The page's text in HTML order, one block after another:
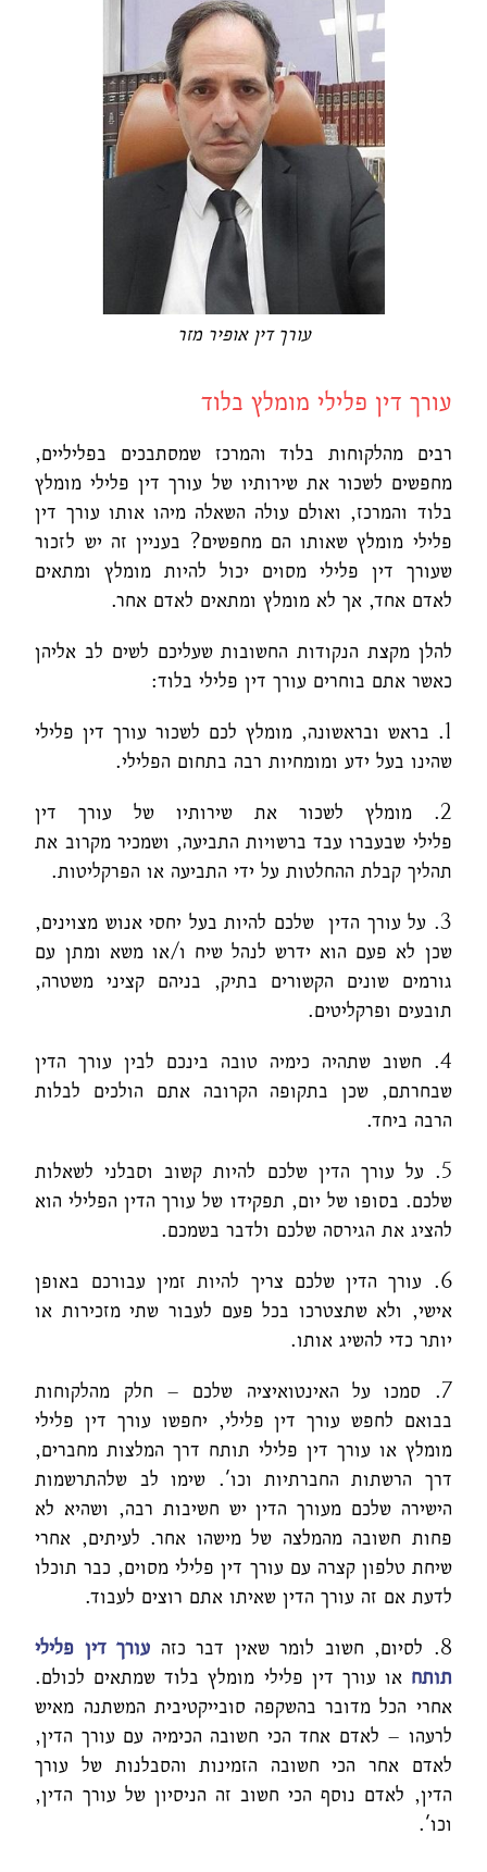
עורך דין אופיר מזר
עורך דין פלילי מומלץ בלוד
רבים מהלקוחות בלוד והמרכז שמסתבכים בפליליים,
מחפשים לשכור את שירותיו של עורך דין פלילי מומלץ
בלוד והמרכז, ואולם עולה השאלה מיהו אותו עורך דין
פלילי מומלץ שאותו הם מחפשים? בעניין זה יש לזכור
שעורך דין פלילי מסוים יכול להיות מומלץ ומתאים
לאדם אחד, אך לא מומלץ ומתאים לאדם אחר.
להלן מקצת הנקודות החשובות שעליכם לשים לב אליהן
כאשר אתם בוחרים עורך דין פלילי בלוד:
1. בראש ובראשונה, מומלץ לכם לשכור עורך דין פלילי
שהינו בעל ידע ומומחיות רבה בתחום הפלילי.
2. מומלץ לשכור את שירותיו של עורך דין
פלילי שבעברו עבד ברשויות התביעה, ושמכיר מקרוב את
תהליך קבלת ההחלטות על ידי התביעה או הפרקליטות.
3. על עורך הדין שלכם להיות בעל יחסי אנוש מצוינים,
שכן לא פעם הוא ידרש לנהל שיח ו/או משא ומתן עם
גורמים שונים הקשורים בתיק, בניהם קציני משטרה,
תובעים ופרקליטים.
4. חשוב שתהיה כימיה טובה בינכם לבין עורך הדין
שבחרתם, שכן בתקופה הקרובה אתם הולכים לבלות
הרבה ביחד.
5. על עורך הדין שלכם להיות קשוב וסבלני לשאלות
שלכם. בסופו של יום, תפקידו של עורך הדין הפלילי הוא
להציג את הגירסה שלכם ולדבר בשמכם.
6. עורך הדין שלכם צריך להיות זמין עבורכם באופן
אישי, ולא שתצטרכו בכל פעם לעבור שתי מזכירות או
יותר כדי להשיג אותו.
7. סמכו על האינטואיציה שלכם – חלק מהלקוחות
בבואם לחפש עורך דין פלילי, יחפשו עורך דין פלילי
מומלץ או עורך דין פלילי תותח דרך המלצות מחברים,
דרך הרשתות החברתיות וכו'. שימו לב שלהתרשמות
הישירה שלכם מעורך הדין יש חשיבות רבה, ושהיא לא
פחות חשובה מהמלצה של מישהו אחר. לעיתים, אחרי
שיחת טלפון קצרה עם עורך דין פלילי מסוים, כבר תוכלו
לדעת אם זה עורך הדין שאיתו אתם רוצים לעבוד.
8. לסיום, חשוב לומר שאין דבר כזה
עורך דין פלילי
תותח או עורך דין פלילי מומלץ בלוד שמתאים לכולם.
אחרי הכל מדובר בהשקפה סובייקטיבית המשתנה מאיש
לרעהו – לאדם אחד הכי חשובה הכימיה עם עורך הדין,
לאדם אחר הכי חשובה הזמינות והסבלנות של עורך
הדין, לאדם נוסף הכי חשוב זה הניסיון של עורך הדין,
וכו'.